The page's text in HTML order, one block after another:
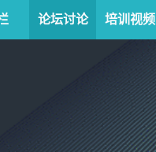
论坛讨论 培训视频